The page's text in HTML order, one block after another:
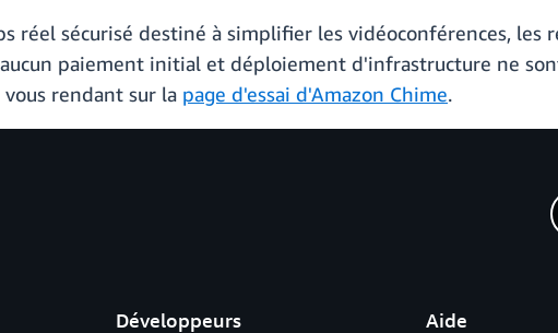
réel sécurisé destiné à simplifier les vidéoconférences, les
paiement initial et déploiement d'infrastructure ne
rendant sur la page d'essai d'Amazon Chime.
Développeurs Aide